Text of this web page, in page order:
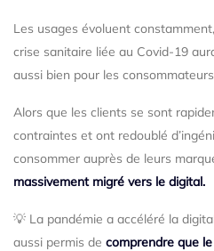
Les usages évoluent
crise sanitaire liée au Covid-19
aussi bien pour les
Alors que les clients se sont
contraintes et ont redoublé
consommer auprès de leurs
massivement migré vers le digital.
💡 La pandémie a accéléré la
aussi permis de comprendre que